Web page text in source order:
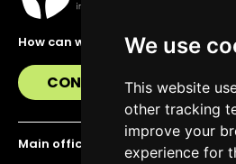
We use
This website
other tracking
improve your
experience for
How can we help you?
CONTACT US
Main office